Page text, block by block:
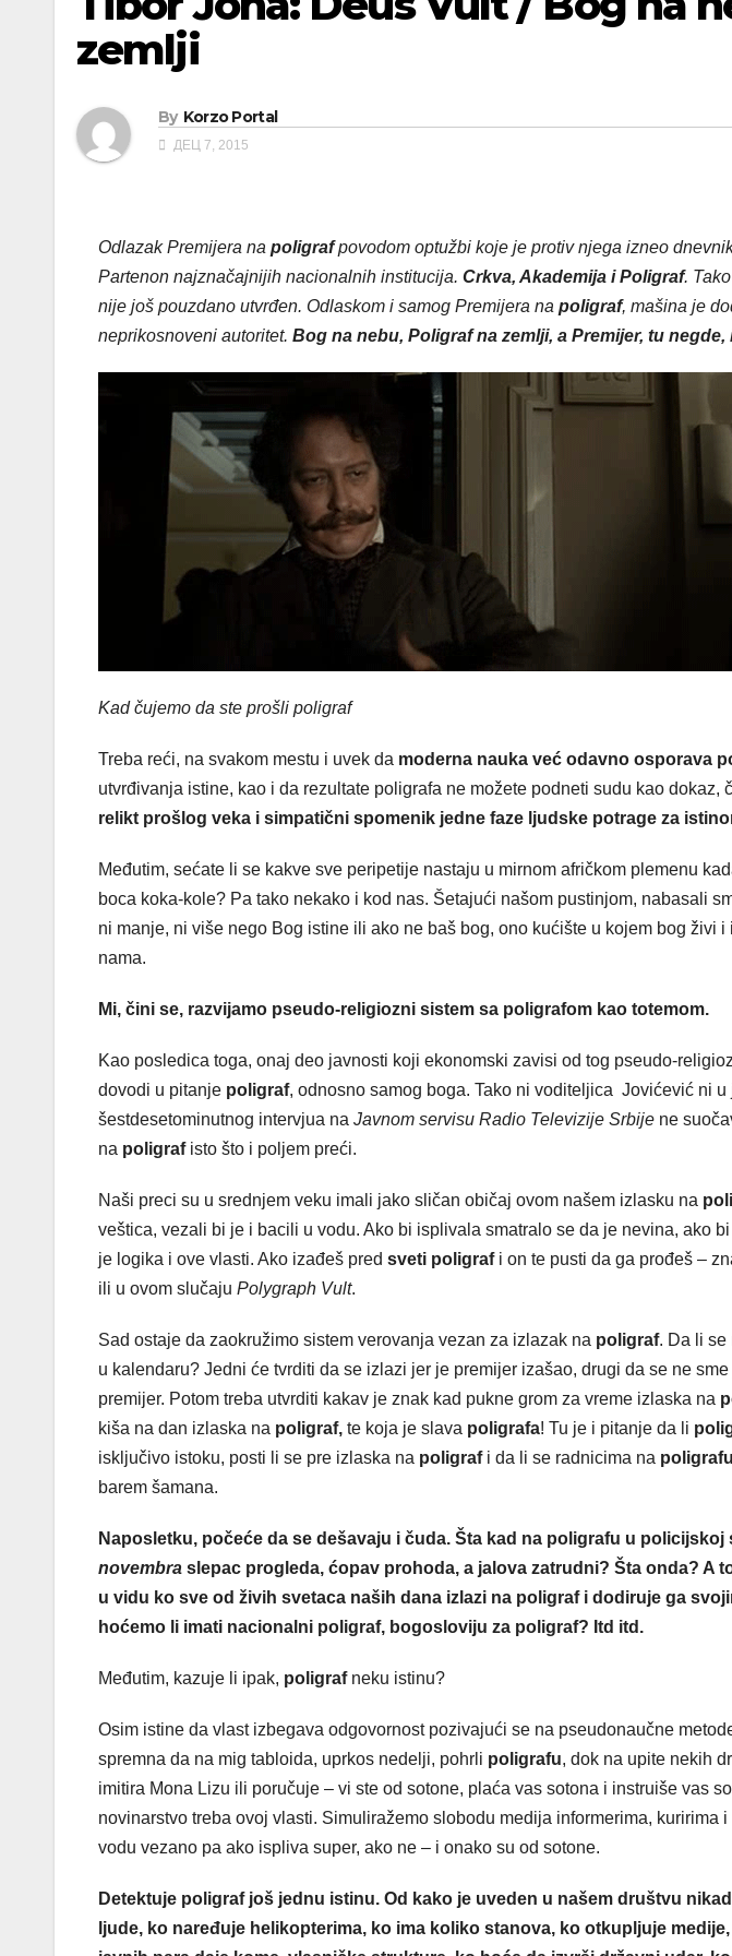
zemlji
By Korzo Portal
ДЕЦ 7, 2015
Odlazak Premijera na poligrafpovodom optužbi koje je protiv njega izneo
Partenon najznačajnijih nacionalnih institucija. Crkva, Akademija i Poligraf.
nije još pouzdano utvrđen. Odlaskom i samog Premijera na poligraf, mašina je
neprikosnoveni autoritet. Bog na nebu, Poligraf na zemlji, a Premijer, tu negde,
Kad čujemo da ste prošli poligraf
Treba reći, na svakom mestu i uvek da moderna nauka već odavno osporava
utvrđivanja istine, kao i da rezultate poligrafa ne možete podneti sudu kao dokaz,
relikt prošlog veka i simpatični spomenik jedne faze ljudske potrage za
Međutim, sećate li se kakve sve peripetije nastaju u mirnom afričkom plemenu
boca koka-kole? Pa tako nekako i kod nas. Šetajući našom pustinjom, nabasali
ni manje, ni više nego Bog istine ili ako ne baš bog, ono kućište u kojem bog živi
nama.
Mi, čini se, razvijamo pseudo-religiozni sistem sa poligrafom kao totemom.
Kao posledica toga, onaj deo javnosti koji ekonomski zavisi od tog pseudo-
dovodi u pitanje poligraf, odnosno samog boga. Tako ni voditeljica Jovićević ni u
šestdesetominutnog intervjua na Javnom servisu Radio Televizije Srbije ne
na poligraf isto što i poljem preći.
Naši preci su u srednjem veku imali jako sličan običaj ovom našem izlasku na
veštica, vezali bi je i bacili u vodu. Ako bi isplivala smatralo se da je nevina, ako
je logika i ove vlasti. Ako izađeš pred sveti poligrafi on te pusti da ga prođeš –
ili u ovom slučaju Polygraph Vult.
Sad ostaje da zaokružimo sistem verovanja vezan za izlazak na poligraf. Da li se
u kalendaru? Jedni će tvrditi da se izlazi jer je premijer izašao, drugi da se ne
premijer. Potom treba utvrditi kakav je znak kad pukne grom za vreme izlaska na
kiša na dan izlaska na poligraf, te koja je slava poligrafa! Tu je i pitanje da li
isključivo istoku, posti li se pre izlaska na poligrafi da li se radnicima na poligrafu
barem šamana.
Naposletku, počeće da se dešavaju i čuda. Šta kad na poligrafu u
novembra slepac progleda, ćopav prohoda, a jalova zatrudni? Šta onda? A
u vidu ko sve od živih svetaca naših dana izlazi na poligraf i dodiruje ga
hoćemo li imati nacionalni poligraf, bogosloviju za poligraf? Itd itd.
Međutim, kazuje li ipak, poligrafneku istinu?
Osim istine da vlast izbegava odgovornost pozivajući se na pseudonaučne
spremna da na mig tabloida, uprkos nedelji, pohrli poligrafu, dok na upite nekih
imitira Mona Lizu ili poručuje – vi ste od sotone, plaća vas sotona i instruiše vas
novinarstvo treba ovoj vlasti. Simuliražemo slobodu medija informerima, kuririma
vodu vezano pa ako ispliva super, ako ne – i onako su od sotone.
Detektuje poligraf još jednu istinu. Od kako je uveden u našem društvu
ljude, ko naređuje helikopterima, ko ima koliko stanova, ko otkupljuje